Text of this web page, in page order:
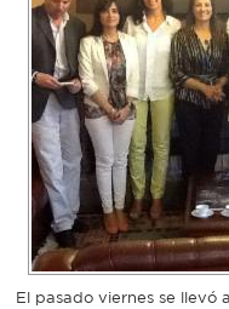
colectivos
Recarga
SUBE
El pasado viernes se llevó